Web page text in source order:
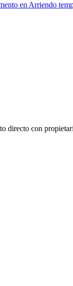
en Arriendo
directo con